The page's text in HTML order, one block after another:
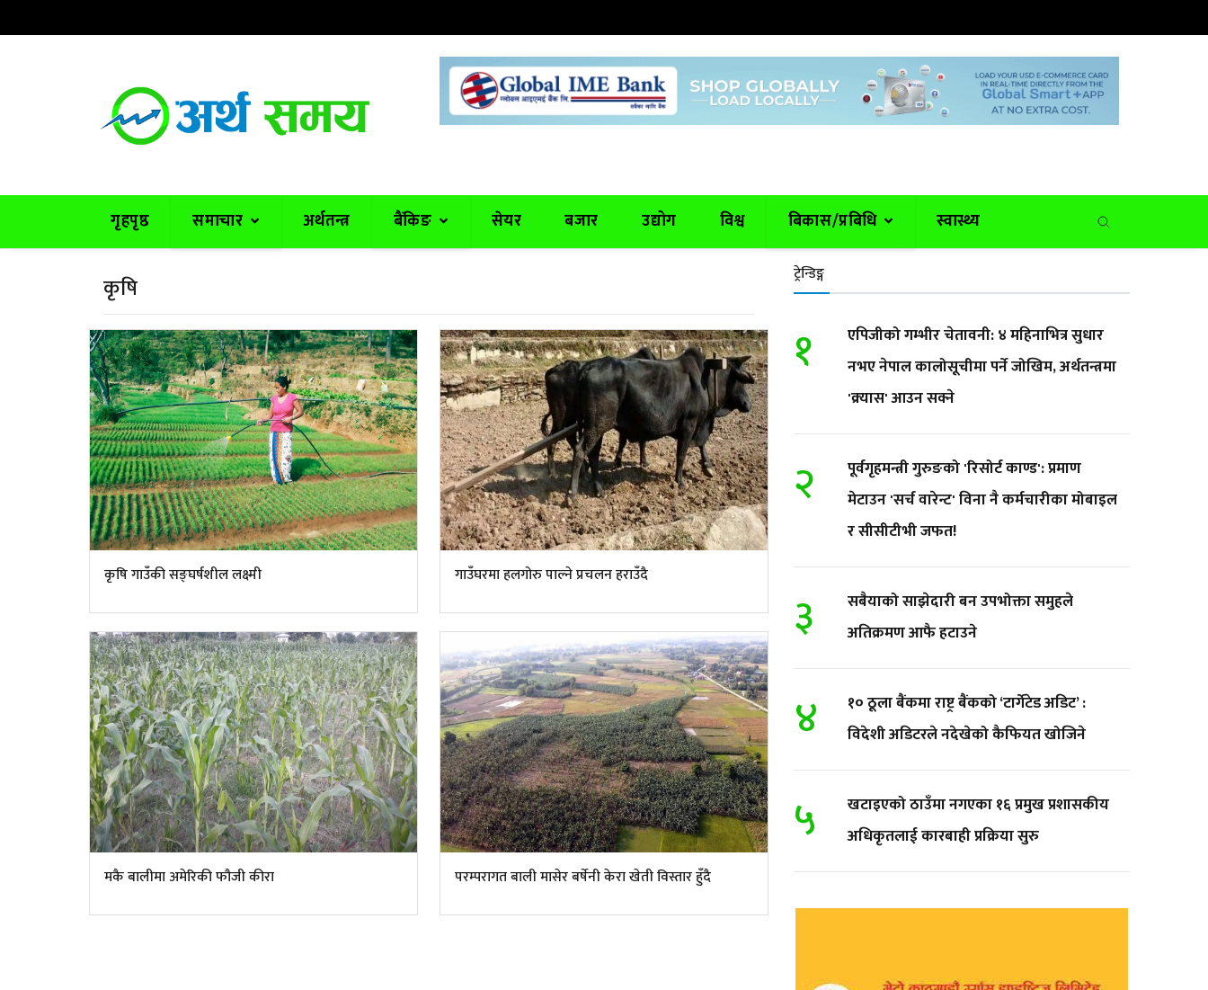
गृहपृष्ठ समाचार अर्थतन्त्र बैंकिङ सेयर बजार उद्योग विश्व बिकास/प्रबिधि स्वास्थ्य
कृषि
कृषि गाउँकी सङ्घर्षशील लक्ष्मी गाउँघरमा हलगोरु पाल्ने प्रचलन हराउँदै
मकै बालीमा अमेरिकी फौजी कीरा परम्परागत बाली मासेर बर्षेनी केरा खेती विस्तार हुँदै
ट्रेन्डिङ्ग
१
एपिजीको गम्भीर चेतावनी: ४ महिनाभित्र सुधार
नभए नेपाल कालोसूचीमा पर्ने जोखिम, अर्थतन्त्रमा
'क्र्यास' आउन सक्ने
२
पूर्वगृहमन्त्री गुरुङको 'रिसोर्ट काण्ड': प्रमाण
मेटाउन 'सर्च वारेन्ट' विना नै कर्मचारीका मोबाइल
र सीसीटीभी जफत!
३
सबैयाको साझेदारी बन उपभोक्ता समुहले
अतिक्रमण आफै हटाउने
४
१० ठूला बैंकमा राष्ट्र बैंकको ‘टार्गेटेड अडिट’ :
विदेशी अडिटरले नदेखेको कैफियत खोजिने
५
खटाइएको ठाउँमा नगएका १६ प्रमुख प्रशासकीय
अधिकृतलाई कारबाही प्रक्रिया सुरु